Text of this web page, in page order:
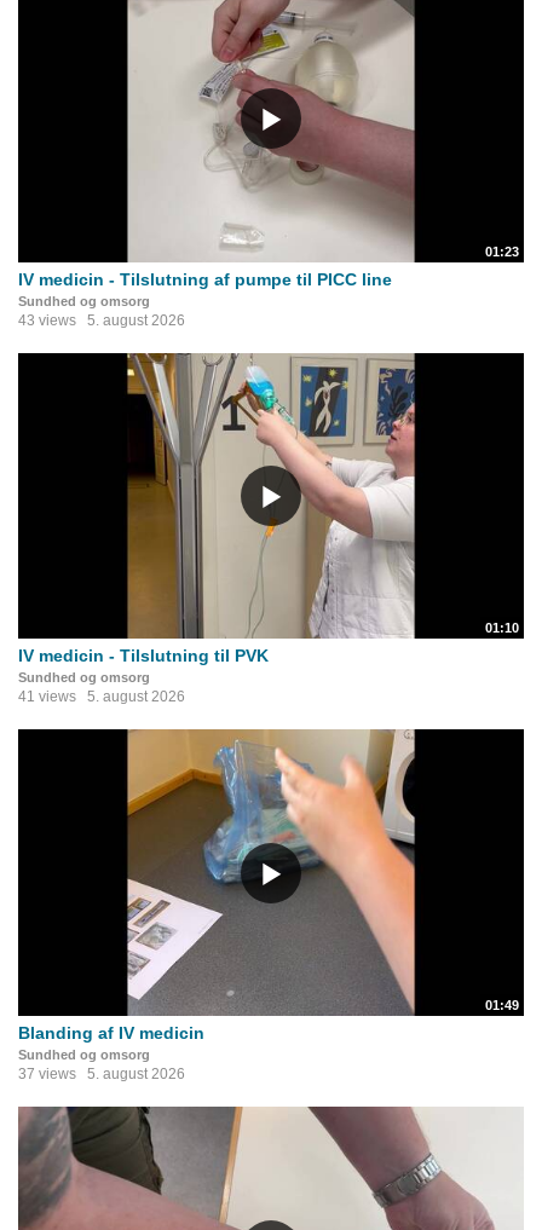
01:23
IV medicin - Tilslutning af pumpe til PICC line
Sundhed og omsorg
43 views 5. august 2026
01:10
IV medicin - Tilslutning til PVK
Sundhed og omsorg
41 views 5. august 2026
01:49
Blanding af IV medicin
Sundhed og omsorg
37 views 5. august 2026